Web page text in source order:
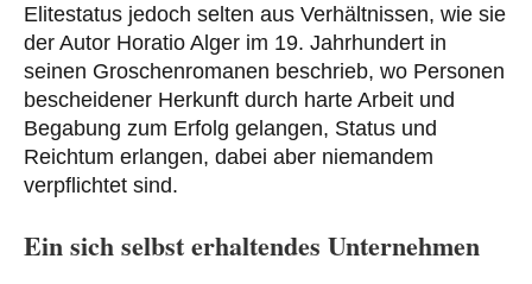
Elitestatus jedoch selten aus Verhältnissen, wie sie
der Autor Horatio Alger im 19. Jahrhundert in
seinen Groschenromanen beschrieb, wo Personen
bescheidener Herkunft durch harte Arbeit und
Begabung zum Erfolg gelangen, Status und
Reichtum erlangen, dabei aber niemandem
verpflichtet sind.
Ein sich selbst erhaltendes Unternehmen